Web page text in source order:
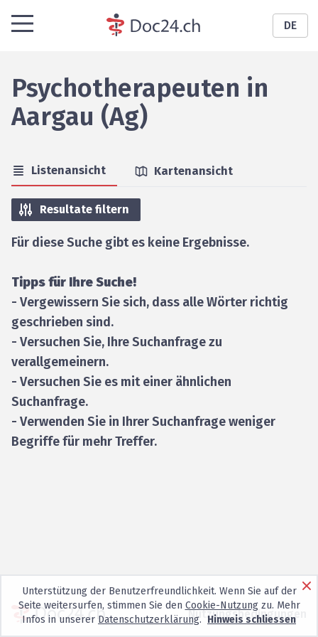
DE
Psychotherapeuten in
Aargau (Ag)
Listenansicht Kartenansicht
Resultate filtern
Für diese Suche gibt es keine Ergebnisse.
Tipps für Ihre Suche!
- Vergewissern Sie sich, dass alle Wörter richtig
geschrieben sind.
- Versuchen Sie, Ihre Suchanfrage zu
verallgemeinern.
- Versuchen Sie es mit einer ähnlichen
Suchanfrage.
- Verwenden Sie in Ihrer Suchanfrage weniger
Begriffe für mehr Treffer.
Nutzungsbedingungen
Unterstützung der Benutzerfreundlichkeit. Wenn Sie auf der
Seite weitersurfen, stimmen Sie den Cookie-Nutzungzu. Mehr
Infos in unserer Datenschutzerklärung. Hinweis schliessen